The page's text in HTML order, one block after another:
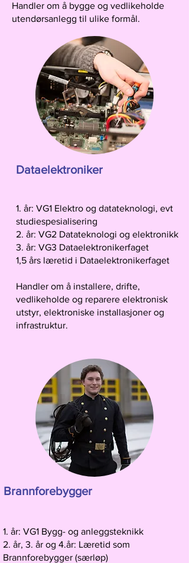
Handler om å bygge og vedlikeholde
utendørsanlegg til ulike formål.
Dataelektroniker
1. år: VG1 Elektro og datateknologi, evt
studiespesialisering
2. år: VG2 Datateknologi og elektronikk
3. år: VG3 Dataelektronikerfaget
1,5 års læretid i Dataelektronikerfaget
Handler om å installere, drifte,
vedlikeholde og reparere elektronisk
utstyr, elektroniske installasjoner og
infrastruktur.
Brannforebygger
1. år: VG1 Bygg- og anleggsteknikk
2. år, 3. år og 4.år: Læretid som
Brannforebygger (særløp)